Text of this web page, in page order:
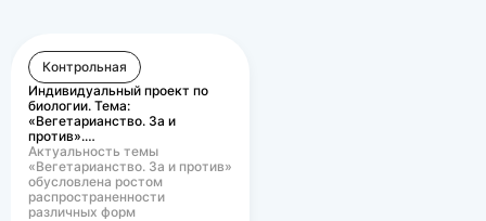
Контрольная
Индивидуальный проект по
биологии. Тема:
«Вегетарианство. За и
против».…
Актуальность темы
«Вегетарианство. За и против»
обусловлена ростом
распространенности
различных форм